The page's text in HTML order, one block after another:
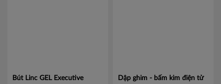
Bút Linc GEL Executive
Dập ghim - bấm kim điện tử